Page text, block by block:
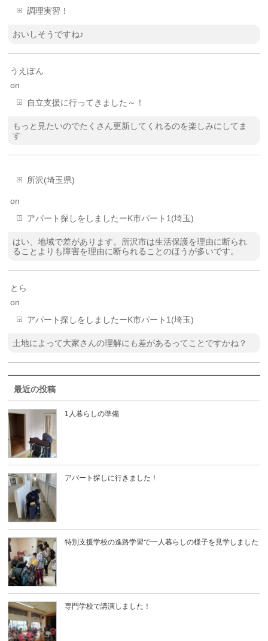
調理実習！
おいしそうですね♪
うえぽん
on
自立支援に行ってきました～！
もっと見たいのでたくさん更新してくれるのを楽しみにしてま
す
所沢(埼玉県)
on
アパート探しをしましたーK市パート1(埼玉)
はい、地域で差があります。所沢市は生活保護を理由に断られ
ることよりも障害を理由に断られることのほうが多いです。
とら
on
アパート探しをしましたーK市パート1(埼玉)
土地によって大家さんの理解にも差があるってことですかね？
最近の投稿
1人暮らしの準備
アパート探しに行きました！
特別支援学校の進路学習で一人暮らしの様子を見学しました
専門学校で講演しました！